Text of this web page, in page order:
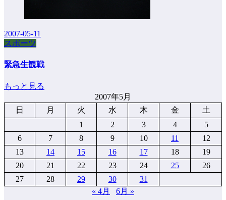
2007-05-11
スポーツ
緊急生観戦
もっと見る
2007年5月
日
月 火 水 木 金
土
1
2 3 4
5
6
7 8 9 10 11
12
13
14 15 16 17 18
19
20
21 22 23 24 25
26
27
28 29 30
31
« 4月
6月 »